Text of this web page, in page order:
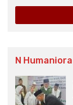
N Humaniora